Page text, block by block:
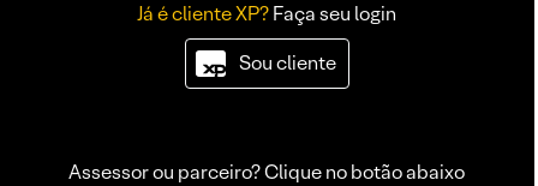
Já é cliente XP?Faça seu login
Sou cliente
Assessor ou parceiro? Clique no botão abaixo